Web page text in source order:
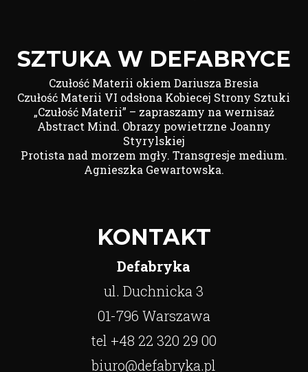
SZTUKA W DEFABRYCE
Czułość Materii okiem Dariusza Bresia
Czułość Materii VI odsłona Kobiecej Strony Sztuki
„Czułość Materii” – zapraszamy na wernisaż
Abstract Mind. Obrazy powietrzne Joanny
Styrylskiej
Protista nad morzem mgły. Transgresje medium.
Agnieszka Gewartowska.
KONTAKT
Defabryka
ul. Duchnicka 3
01-796 Warszawa
tel +48 22 320 29 00
biuro@defabryka.pl